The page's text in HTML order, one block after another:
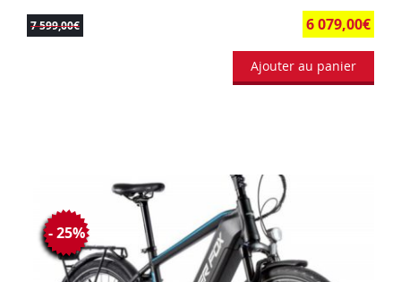
7 599,00€ 6 079,00€
Ajouter au panier
- 25%